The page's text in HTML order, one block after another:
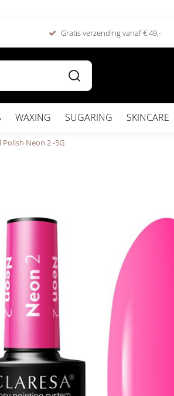
Gratis verzending vanaf € 49,-
WAXING SUGARING SKINCARE
Polish Neon 2 -5G